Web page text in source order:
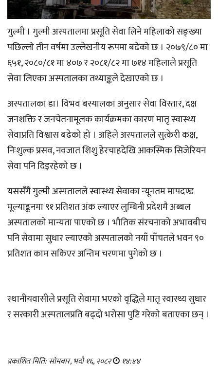
गुल्मी । गुल्मी अस्पतालमा प्रसूति सेवा लिने महिलाको सङ्ख्या
पछिल्लो तीन वर्षमा उल्लेखनीय रूपमा बढेको छ । २०७९/८० मा
६५१, २०८०/८१ मा ४०७ र २०८१/८२ मा ७१४ महिलाले प्रसूति
सेवा लिएका अस्पतालका तथ्याङ्कले देखाएको छ ।
अस्पतालका डा। विभव बस्यालका अनुसार सेवा विस्तार, दक्ष
जनशक्ति र जनचेतनामूलक कार्यक्रमका कारण मातृ स्वास्थ्य
सेवाप्रति विश्वास बढेको हो । अहिले अस्पतालले सुत्केरी कक्ष,
निःशुल्क प्रसव, नवजात शिशु हेरचाहदेखि आकस्मिक सिजेरियन
सेवा पनि दिइरहेको छ ।
यससँगै गुल्मी अस्पतालले स्वास्थ्य सेवाका न्यूनतम मापदण्ड
मूल्याङ्कनमा ९१ प्रतिशत अंक ल्याएर लुम्बिनी प्रदेशमै अब्बल
अस्पतालको मान्यता पाएको छ । भौतिक संरचनाको अभावबीच
पनि सेवामा सुधार ल्याएको अस्पतालको नयाँ पाँचतले भवन ९०
प्रतिशत काम सकिएर अन्तिम चरणमा पुगेको छ ।
स्थानीयवासीले प्रसूति सेवामा भएको वृद्धिले मातृ स्वास्थ्य सुधार
र सरकारी अस्पतालप्रति बढ्दो भरोसा पुष्टि गरेको बताएका छन् ।
प्रकाशित मिति: सोमबार, भदौ १६, २०८२ १४:४४